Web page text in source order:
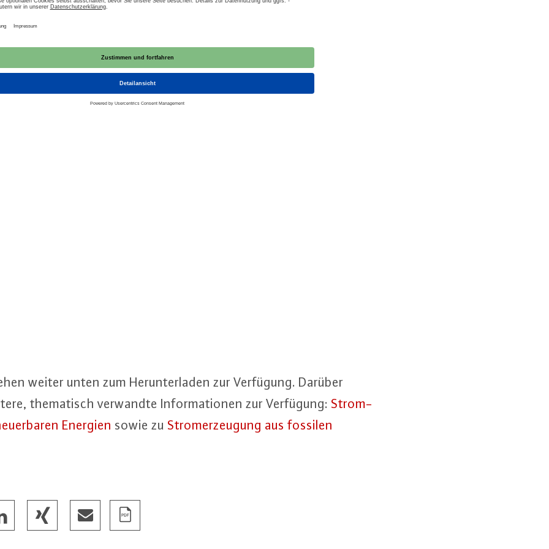
weiter unten zum Her­un­ter­la­den zur Verfügung. Darüber
the­ma­tisch verwandte In­for­ma­tio­nen zur Verfügung: Strom­
Energien sowie zu Strom­er­zeu­gung aus fossilen